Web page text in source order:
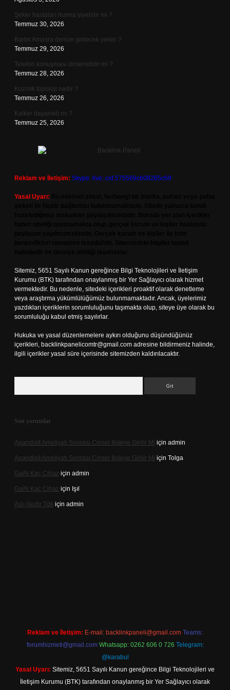
Şeker hastaları hurma yiyebilir mi ?
Temmuz 30, 2026
Bartın Amasra denize girilecek yerler ?
Temmuz 29, 2026
Telefon konuşması dinlenebilir mi ?
Temmuz 28, 2026
Kozmik topoloji nedir ?
Temmuz 26, 2026
Kalker dayanıklı mı ?
Temmuz 25, 2026
Reklam ve İletişim: Skype: live:.cid.575569c608265c69
Yasal Uyarı:
Sitemiz, 5651 Sayılı Kanun gereğince Bilgi Teknolojileri ve İletişim
Kurumu (BTK) tarafından onaylanmış bir Yer Sağlayıcı olarak hizmet
vermektedir. Bu nedenle, sitedeki içerikleri proaktif olarak denetleme
veya araştırma yükümlülüğümüz bulunmamaktadır. Ancak, üyelerimiz
yazdıkları içeriklerin sorumluluğunu taşımakta olup, siteye üye olarak bu
sorumluluğu kabul etmiş sayılırlar.
Hukuka ve yasal düzenlemelere aykırı olduğunu düşündüğünüz
içerikleri, backlinkpanelicomtr@gmail.com adresine bildirmeniz halinde,
ilgili içerikler yasal süre içerisinde sitemizden kaldırılacaktır.
Son yorumlar
Apandisit Ameliyatı Sonrası Cinsel Ilişkiye Girilir Mi için admin
Apandisit Ameliyatı Sonrası Cinsel Ilişkiye Girilir Mi için Tolga
Gai̇N Kaç Cihaz için admin
Gai̇N Kaç Cihaz için Işıl
Aslı Nedir Tdk için admin
Reklam ve İletişim: E-mail: backlinkpaneli@gmail.com Teams:
forumhizmeti@gmail.com Whatsapp: 0262 606 0 726 Telegram:
@karabul
Yasal Uyarı: Sitemiz, 5651 Sayılı Kanun gereğince Bilgi Teknolojileri ve
İletişim Kurumu (BTK) tarafından onaylanmış bir Yer Sağlayıcı olarak